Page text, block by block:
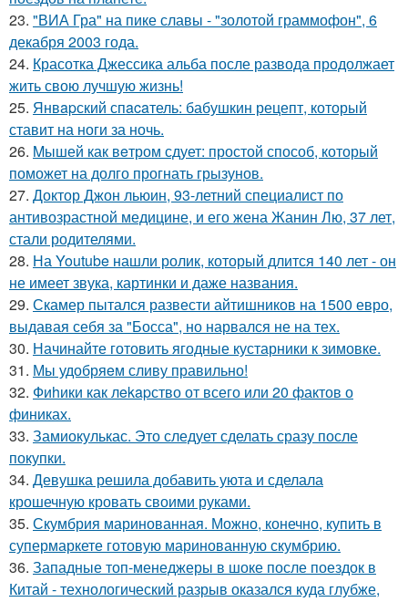
23. "ВИА Гра" на пике славы - "золотой граммофон", 6
декабря 2003 года.
24. Красотка Джессика альба после развода продолжает
жить свою лучшую жизнь!
25. Янвapский спacaтель: бабушкин рецепт, который
ставит на ноги за ночь.
26. Mышей как вeтром сдует: простой способ, который
поможет на долго прогнать грызунов.
27. Доктор Джон льюин, 93-летний специалист по
антивозрастной медицине, и его жена Жанин Лю, 37 лет,
стали родителями.
28. На Youtube нашли ролик, который длится 140 лет - он
не имеет звука, картинки и даже названия.
29. Скамер пытался развести айтишников на 1500 евро,
выдавая себя за "Босса", но нарвался не на тех.
30. Начинайте готовить ягодные кустарники к зимовке.
31. Мы удобряeм сливу правильно!
32. Фиhики как лekapство от всего или 20 фактов о
финиках.
33. Замиокулькас. Это следует сделать сразу после
покупки.
34. Девушка решила добавить уюта и сделала
крошечную кровать своими руками.
35. Скумбрия маринованная. Можно, конечно, купить в
супермаркете готовую маринованную скумбрию.
36. Западные топ-менеджеры в шоке после поездок в
Китай - технологический разрыв оказался куда глубже,